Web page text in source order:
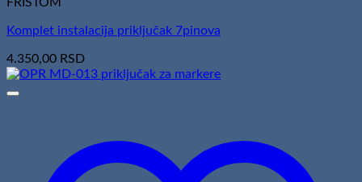
Komplet instalacija priključak 7pinova
4.350,00 RSD